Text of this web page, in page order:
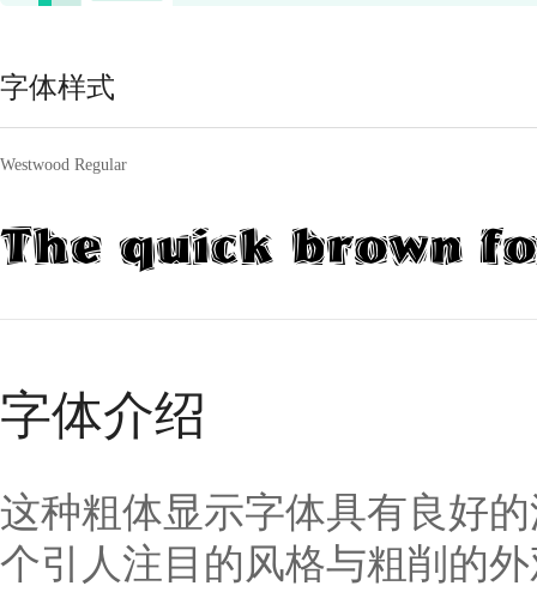
字体样式
Westwood Regular
The quick brown
字体介绍
这种粗体显示字体具有良好
个引人注目的风格与粗削的